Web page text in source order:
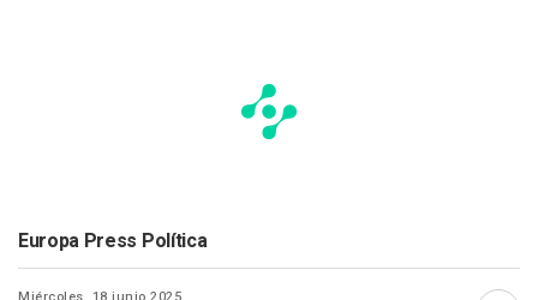
Europa Press Política